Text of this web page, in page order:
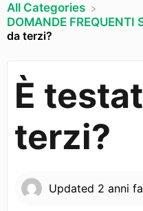
All Categories
​DOMANDE FREQUENTI
da terzi?
È
terzi?
Updated 2 anni fa